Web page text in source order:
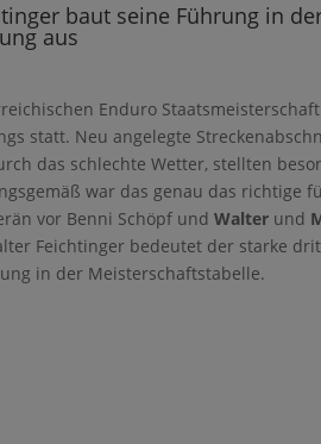
baut seine Führung in
aus
Enduro
statt. Neu angelegte
das schlechte Wetter, stellten
war das genau das richtige
vor Benni Schöpf undWalter und
Feichtinger bedeutet der starke
in der Meisterschaftstabelle.